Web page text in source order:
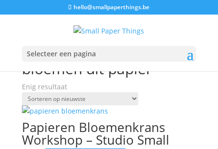
Verzenden(BE):5€ - Gratis verzending vanaf 65€ - Snelle
verzending
hello@smallpaperthings.be
Selecteer een pagina
Home/ Producten getagged “bloemen uit papier”
bloemen uit papier
Enig resultaat
Papieren Bloemenkrans
Workshop – Studio Small